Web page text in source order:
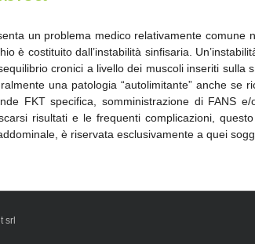
un problema medico relativamente
è costituito dall’instabilità sinfisaria.
cronici a livello dei muscoli inseriti sulla
una patologia “autolimitante” anche
FKT specifica, somministrazione di FANS
risultati e le frequenti complicazioni,
è riservata esclusivamente a quei
srl